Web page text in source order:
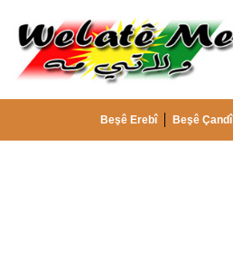
Beşê Erebî Beşê Çandî